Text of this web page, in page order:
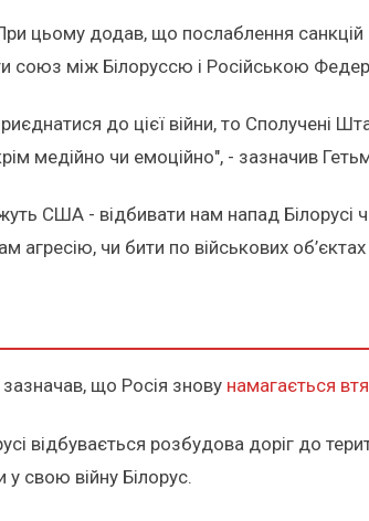
додав, що послаблення санкцій
між Білоруссю і Російською
до цієї війни, то Сполучені
медійно чи емоційно", - зазначив
США - відбивати нам напад Білорусі
чи бити по військових
що Росія знову намагається
відбувається розбудова доріг до
свою війну Білорус.